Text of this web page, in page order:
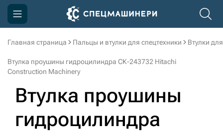
Главная страница Пальцы и втулки для спецтехники Втулки
Втулка проушины гидроцилиндра СК-243732 Hitachi
Construction Machinery
Втулка проушины
гидроцилиндра
Компания
Акции
Доставка и оплата
Контакты